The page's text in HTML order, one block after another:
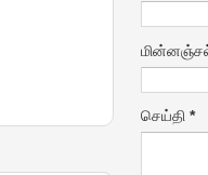
செய்தி *